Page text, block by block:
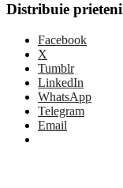
Distribuie
Facebook
X
Tumblr
LinkedIn
WhatsApp
Telegram
Email